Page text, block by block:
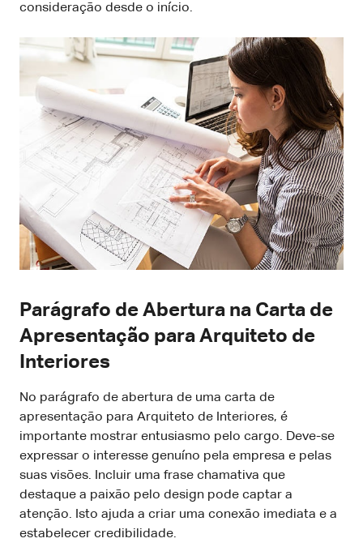
consideração desde o início.
Parágrafo de Abertura na Carta de
Apresentação para Arquiteto de
Interiores
No parágrafo de abertura de uma carta de
apresentação para Arquiteto de Interiores, é
importante mostrar entusiasmo pelo cargo. Deve-se
expressar o interesse genuíno pela empresa e pelas
suas visões. Incluir uma frase chamativa que
destaque a paixão pelo design pode captar a
atenção. Isto ajuda a criar uma conexão imediata e a
estabelecer credibilidade.